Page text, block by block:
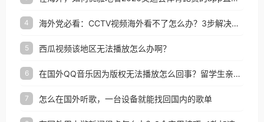
4 海外党必看：CCTV视频海外看不了怎么办？3步解决地区限制+追剧自由
5 西瓜视频该地区无法播放怎么办啊？
6 在国外QQ音乐因为版权无法播放怎么回事？留学生亲测有效的解决办法
7 怎么在国外听歌，一台设备就能找回国内的歌单